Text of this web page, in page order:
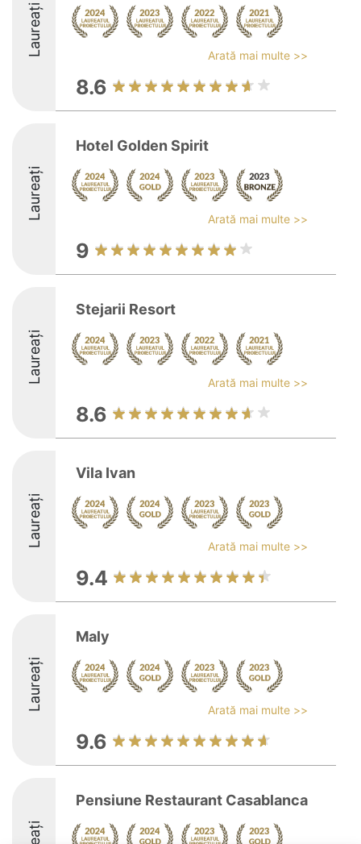
Laureați Arată mai multe >>
8.6
Laureați
Hotel Golden Spirit
Arată mai multe >>
9
Laureați
Stejarii Resort
Arată mai multe >>
8.6
Laureați
Vila Ivan
Arată mai multe >>
9.4
Laureați
Maly
Arată mai multe >>
9.6
Pensiune Restaurant Casablanca